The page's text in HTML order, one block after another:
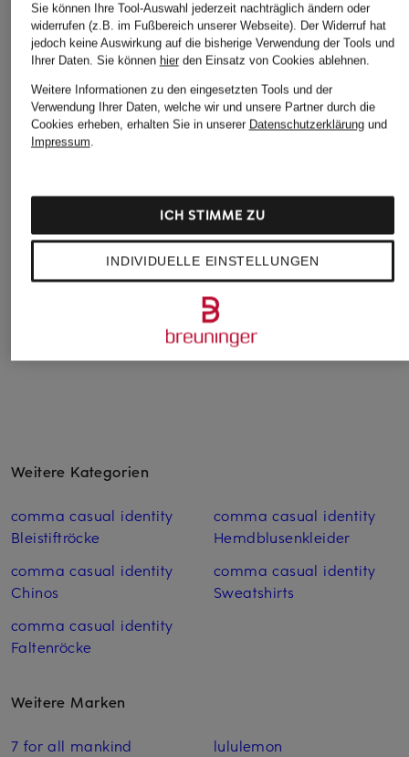
+Aktionsrabatt
ROCCA
Trenchcoat
Bestpreis:237,99 €
LAUREN
240,99 €
Bestpreis:204,84 €
Ursprünglich:
999,99 €
Weitere Kategorien
comma casual identity
Bleistiftröcke
comma casual identity
Chinos
comma casual identity
Faltenröcke
comma casual identity
Hemdblusenkleider
comma casual identity
Sweatshirts
Weitere Marken
7 for all mankind
lululemon
Sie können Ihre Tool-Auswahl jederzeit nachträglich ändern oder
widerrufen (z.B. im Fußbereich unserer Webseite). Der Widerruf hat
jedoch keine Auswirkung auf die bisherige Verwendung der Tools und
Ihrer Daten. Sie können hierden Einsatz von Cookies ablehnen.
Weitere Informationen zu den eingesetzten Tools und der
Verwendung Ihrer Daten, welche wir und unsere Partner durch die
Cookies erheben, erhalten Sie in unserer Datenschutzerklärungund
Impressum.
INDIVIDUELLE EINSTELLUNGEN
ICH STIMME ZU